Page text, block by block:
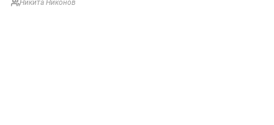
Никита Никонов